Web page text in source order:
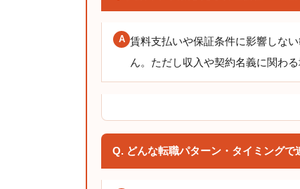
A 賃料支払いや保証条件に影響しな
ん。ただし収入や契約名義に関わ
Q. どんな転職パターン・タイミングで